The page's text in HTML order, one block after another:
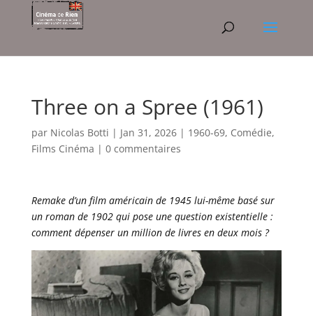
Three on a Spree (1961)
par Nicolas Botti | Jan 31, 2026| 1960-69, Comédie,
Films Cinéma | 0 commentaires
Remake d’un film américain de 1945 lui-même basé sur
un roman de 1902 qui pose une question existentielle :
comment dépenser un million de livres en deux mois ?